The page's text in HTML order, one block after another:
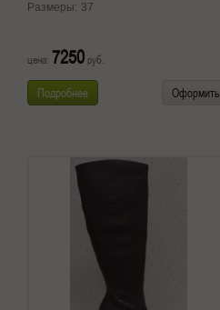
Размеры: 37
цена: 7250 руб.
Подробнее Оформить